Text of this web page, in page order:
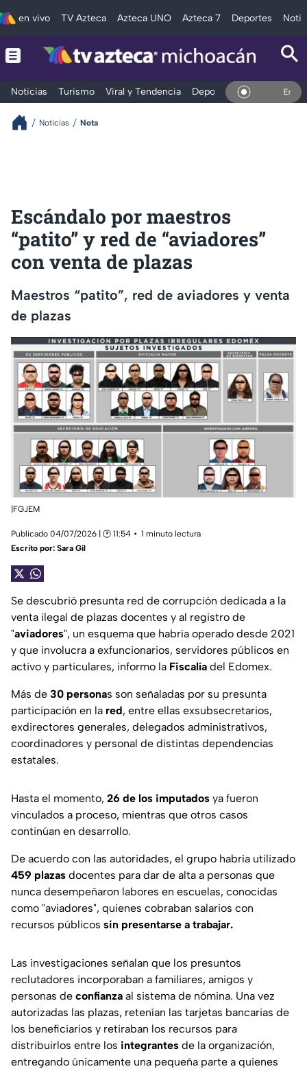
en vivo TV Azteca Azteca UNO Azteca 7 Deportes
Noticias Turismo Viral y Tendencia Deportes Espectáculos
En Vivo
Noticias Nota
Escándalo por maestros
“patito” y red de “aviadores”
con venta de plazas
Maestros “patito”, red de aviadores y venta
de plazas
|FGJEM
Publicado 04/07/2026 | 🕑 11:54
1 minuto lectura
Escrito por: Sara Gil
Se descubrió presunta red de corrupción dedicada a la
venta ilegal de plazas docentes y al registro de
"aviadores", un esquema que habría operado desde 2021
y que involucra a exfuncionarios, servidores públicos en
activo y particulares, informo la Fiscalía del Edomex.
Más de 30 personas son señaladas por su presunta
participación en la red, entre ellas exsubsecretarios,
exdirectores generales, delegados administrativos,
coordinadores y personal de distintas dependencias
estatales.
Hasta el momento, 26 de los imputados ya fueron
vinculados a proceso, mientras que otros casos
continúan en desarrollo.
De acuerdo con las autoridades, el grupo habría utilizado
459 plazas docentes para dar de alta a personas que
nunca desempeñaron labores en escuelas, conocidas
como "aviadores", quienes cobraban salarios con
recursos públicos sin presentarse a trabajar.
Las investigaciones señalan que los presuntos
reclutadores incorporaban a familiares, amigos y
personas de confianza al sistema de nómina. Una vez
autorizadas las plazas, retenían las tarjetas bancarias de
los beneficiarios y retiraban los recursos para
distribuirlos entre los integrantes de la organización,
entregando únicamente una pequeña parte a quienes